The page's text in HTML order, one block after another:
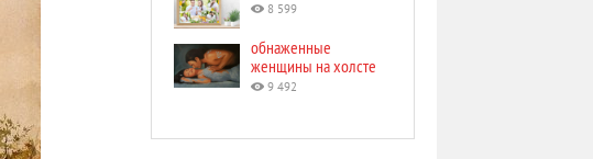
8 599
обнаженные
женщины на холсте
9 492